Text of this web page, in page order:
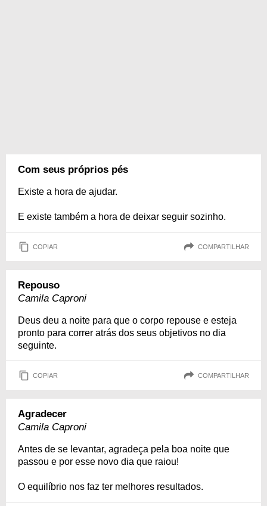
Com seus próprios pés
Existe a hora de ajudar.
E existe também a hora de deixar seguir sozinho.
COPIAR COMPARTILHAR
Repouso
Camila Caproni
Deus deu a noite para que o corpo repouse e esteja
pronto para correr atrás dos seus objetivos no dia
seguinte.
COPIAR COMPARTILHAR
Agradecer
Camila Caproni
Antes de se levantar, agradeça pela boa noite que
passou e por esse novo dia que raiou!
O equilíbrio nos faz ter melhores resultados.